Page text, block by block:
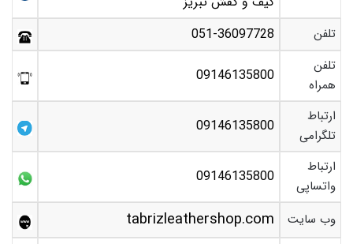
تلفن 051-36097728
تلفن
همراه
09146135800
ارتباط
تلگرامی
09146135800
ارتباط
واتساپی
09146135800
وب سایت tabrizleathershop.com